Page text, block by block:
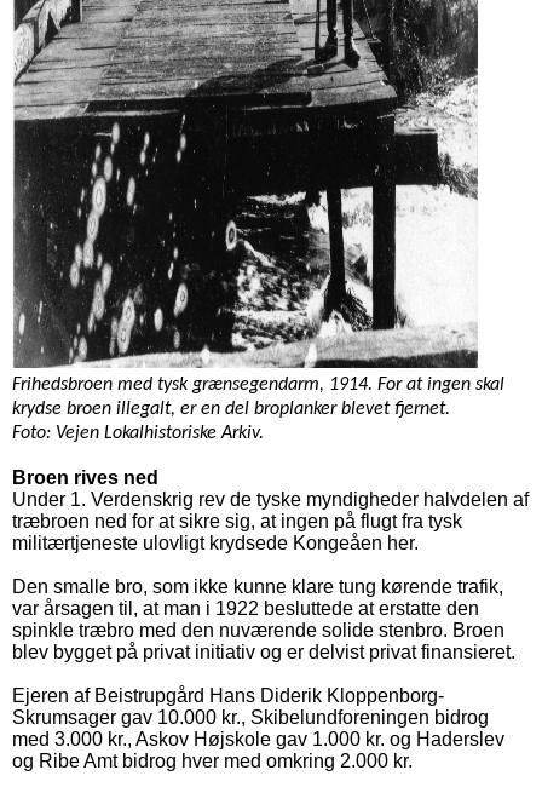
Frihedsbroen med tysk grænsegendarm, 1914. For at ingen skal
krydse broen illegalt, er en del broplanker blevet fjernet.
Foto: Vejen Lokalhistoriske Arkiv.
Broen rives ned
Under 1. Verdenskrig rev de tyske myndigheder halvdelen af
træbroen ned for at sikre sig, at ingen på flugt fra tysk
militærtjeneste ulovligt krydsede Kongeåen her.
Den smalle bro, som ikke kunne klare tung kørende trafik,
var årsagen til, at man i 1922 besluttede at erstatte den
spinkle træbro med den nuværende solide stenbro. Broen
blev bygget på privat initiativ og er delvist privat finansieret.
Ejeren af Beistrupgård Hans Diderik Kloppenborg-
Skrumsager gav 10.000 kr., Skibelundforeningen bidrog
med 3.000 kr., Askov Højskole gav 1.000 kr. og Haderslev
og Ribe Amt bidrog hver med omkring 2.000 kr.